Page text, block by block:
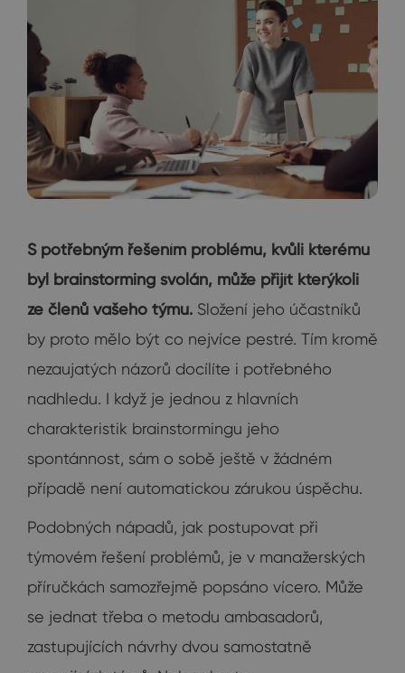
S potřebným řešením problému, kvůli kterému
byl brainstorming svolán, může přijít kterýkoli
ze členů vašeho týmu. Složení jeho účastníků
by proto mělo být co nejvíce pestré. Tím kromě
nezaujatých názorů docílíte i potřebného
nadhledu. I když je jednou z hlavních
charakteristik brainstormingu jeho
spontánnost, sám o sobě ještě v žádném
případě není automatickou zárukou úspěchu.
Podobných nápadů, jak postupovat při
týmovém řešení problémů, je v manažerských
příručkách samozřejmě popsáno vícero. Může
se jednat třeba o metodu ambasadorů,
zastupujících návrhy dvou samostatně